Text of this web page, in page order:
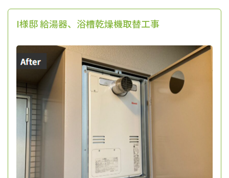
I様邸 給湯器、浴槽乾燥機取替工事